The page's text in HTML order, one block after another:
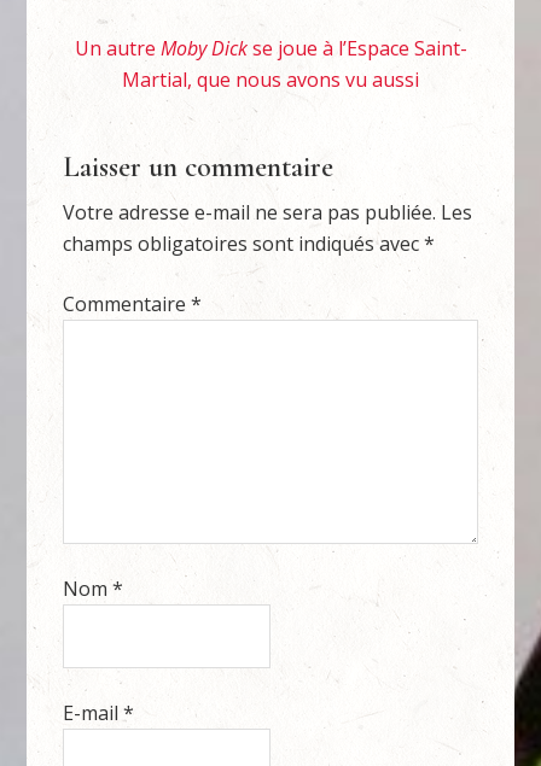
Un autre Moby Dickse joue à l’Espace Saint-
Martial, que nous avons vu aussi
Laisser un commentaire
Votre adresse e-mail ne sera pas publiée. Les
champs obligatoires sont indiqués avec*
Commentaire*
Nom*
E-mail*